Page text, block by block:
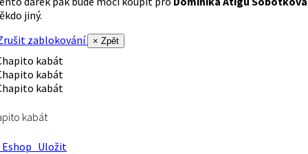
jiný.
zablokování
× Zpět
kabát
Uložit